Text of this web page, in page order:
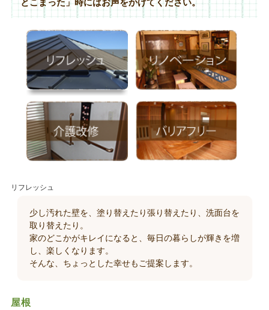
とこまった」時にはお声をかけてください。
リフレッシュ
少し汚れた壁を、塗り替えたり張り替えたり、洗面台を
取り替えたり。
家のどこかがキレイになると、毎日の暮らしが輝きを増
し、楽しくなります。
そんな、ちょっとした幸せもご提案します。
屋根